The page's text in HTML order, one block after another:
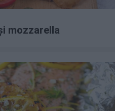
mozzarella